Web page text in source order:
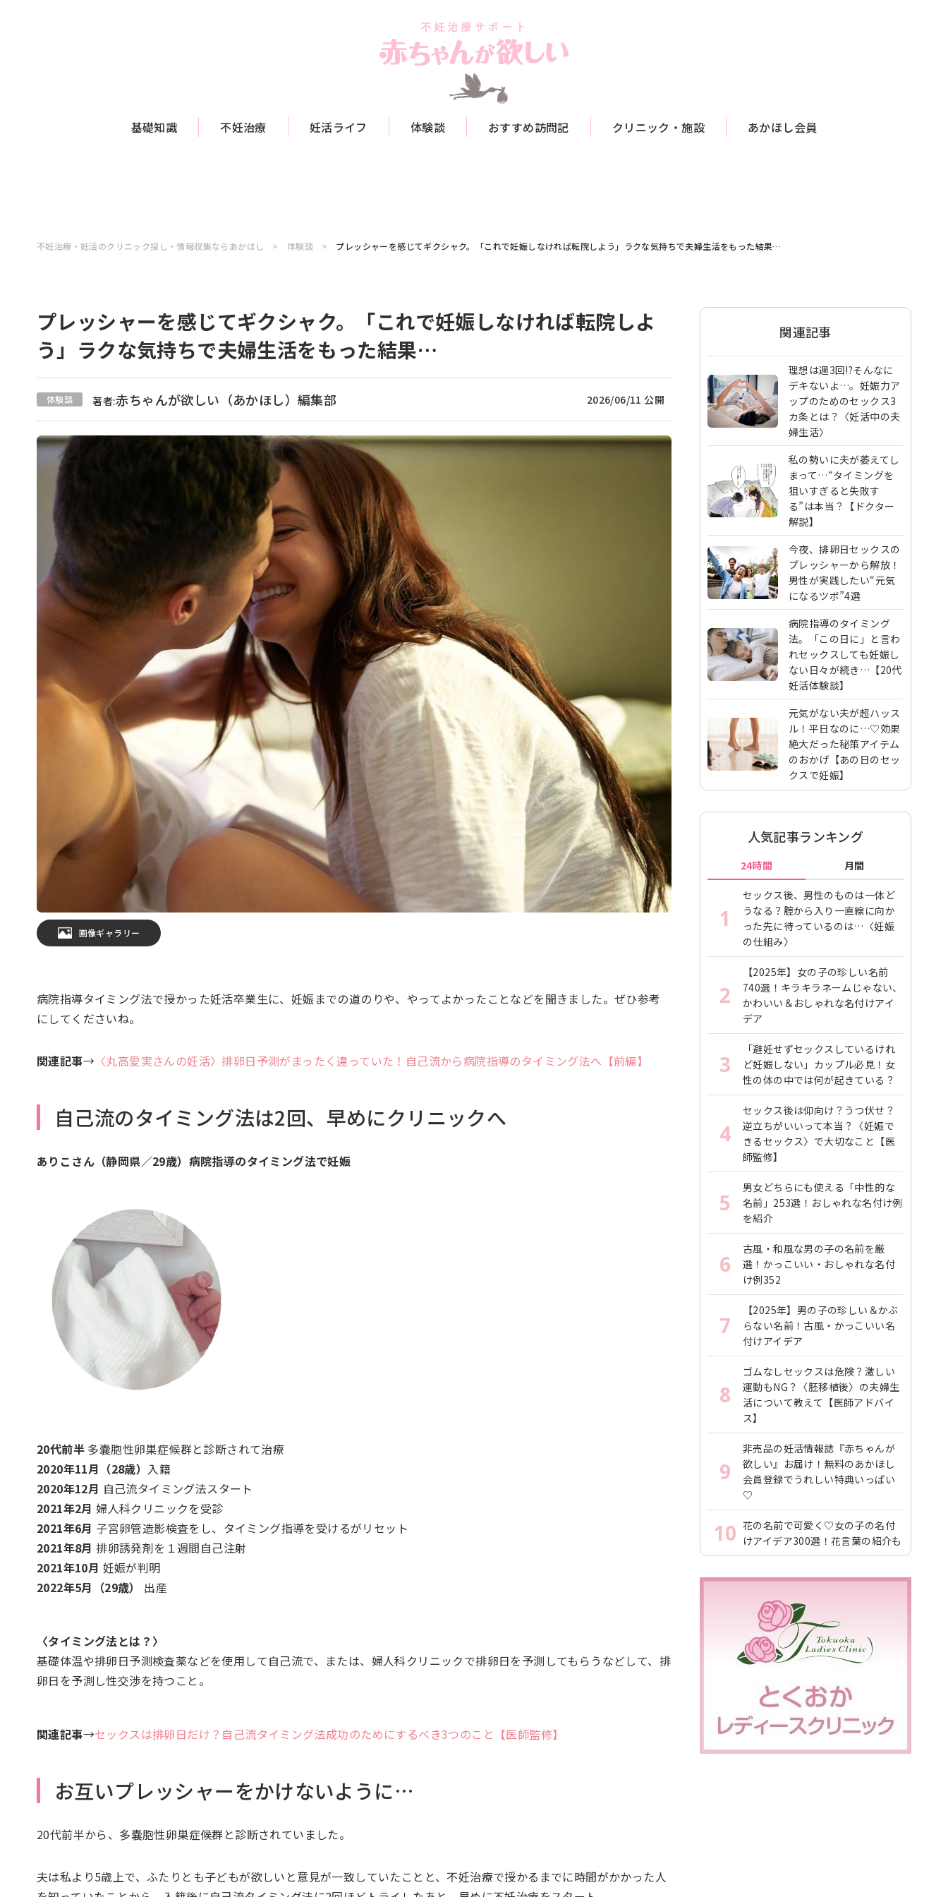
基礎知識 不妊治療 妊活ライフ 体験談 おすすめ訪問記 クリニック・施設 あかほし会員
不妊治療・妊活のクリニック探し・情報収集ならあかほし 体験談 プレッシャーを感じてギクシャク。「これで妊娠しなければ転院しよう」ラクな気持ちで夫婦生活をもった結果…
プレッシャーを感じてギクシャク。「これで妊娠しなければ転院しよ
う」ラクな気持ちで夫婦生活をもった結果…
体験談 著者:赤ちゃんが欲しい（あかほし）編集部 2026/06/11 公開
画像ギャラリー
病院指導タイミング法で授かった妊活卒業生に、妊娠までの道のりや、やってよかったことなどを聞きました。ぜひ参考
にしてくださいね。
関連記事→ 〈丸高愛実さんの妊活〉排卵日予測がまったく違っていた！自己流から病院指導のタイミング法へ【前編】
自己流のタイミング法は2回、早めにクリニックへ
ありこさん（静岡県／29歳）病院指導のタイミング法で妊娠
20代前半 多嚢胞性卵巣症候群と診断されて治療
2020年11月（28歳） 入籍
2020年12月 自己流タイミング法スタート
2021年2月 婦人科クリニックを受診
2021年6月 子宮卵管造影検査をし、タイミング指導を受けるがリセット
2021年8月 排卵誘発剤を１週間自己注射
2021年10月 妊娠が判明
2022年5月（29歳）
出産
〈タイミング法とは？〉
基礎体温や排卵日予測検査薬などを使用して自己流で、または、婦人科クリニックで排卵日を予測してもらうなどして、排
卵日を予測し性交渉を持つこと。
関連記事→セックスは排卵日だけ？自己流タイミング法成功のためにするべき3つのこと【医師監修】
お互いプレッシャーをかけないように…
20代前半から、多嚢胞性卵巣症候群と診断されていました。
夫は私より5歳上で、ふたりとも子どもが欲しいと意見が一致していたことと、不妊治療で授かるまでに時間がかかった人
関連記事
理想は週3回!?そんなに
デキないよ…。妊娠力ア
ップのためのセックス3
カ条とは？〈妊活中の夫
婦生活〉
私の勢いに夫が萎えてし
まって…“タイミングを
狙いすぎると失敗す
る”は本当？【ドクター
解説】
今夜、排卵日セックスの
プレッシャーから解放！
男性が実践したい“元気
になるツボ”4選
病院指導のタイミング
法。「この日に」と言わ
れセックスしても妊娠し
ない日々が続き…【20代
妊活体験談】
元気がない夫が超ハッス
ル！平日なのに…♡効果
絶大だった秘策アイテム
のおかげ【あの日のセッ
クスで妊娠】
人気記事ランキング
24時間 月間
1
セックス後、男性のものは一体ど
うなる？腟から入り一直線に向か
った先に待っているのは…〈妊娠
の仕組み〉
2
【2025年】女の子の珍しい名前
740選！キラキラネームじゃない、
かわいい＆おしゃれな名付けアイ
デア
3
「避妊せずセックスしているけれ
ど妊娠しない」カップル必見！女
性の体の中では何が起きている？
4
セックス後は仰向け？うつ伏せ？
逆立ちがいいって本当？〈妊娠で
きるセックス〉で大切なこと【医
師監修】
5
男女どちらにも使える「中性的な
名前」253選！おしゃれな名付け例
を紹介
6
古風・和風な男の子の名前を厳
選！かっこいい・おしゃれな名付
け例352
7
【2025年】男の子の珍しい＆かぶ
らない名前！古風・かっこいい名
付けアイデア
8
ゴムなしセックスは危険？激しい
運動もNG？〈胚移植後〉の夫婦生
活について教えて【医師アドバイ
ス】
9
非売品の妊活情報誌『赤ちゃんが
欲しい』お届け！無料のあかほし
会員登録でうれしい特典いっぱい
♡
10 花の名前で可愛く♡女の子の名付
けアイデア300選！花言葉の紹介も